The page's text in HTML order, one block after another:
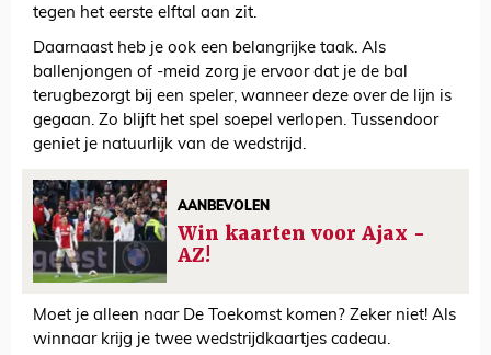
tegen het eerste elftal aan zit.
Daarnaast heb je ook een belangrijke taak. Als
ballenjongen of -meid zorg je ervoor dat je de bal
terugbezorgt bij een speler, wanneer deze over de lijn is
gegaan. Zo blijft het spel soepel verlopen. Tussendoor
geniet je natuurlijk van de wedstrijd.
AANBEVOLEN
Win kaarten voor Ajax -
AZ!
Moet je alleen naar De Toekomst komen? Zeker niet! Als
winnaar krijg je twee wedstrijdkaartjes cadeau.